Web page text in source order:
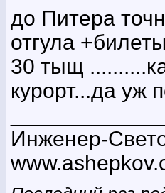
до Питера
отгула
30 тыщ
курорт...да уж
Инженер-